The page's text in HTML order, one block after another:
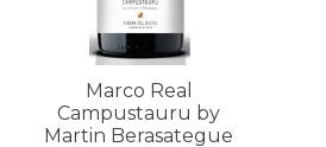
Marco Real
Campustauru by
Martin Berasategue